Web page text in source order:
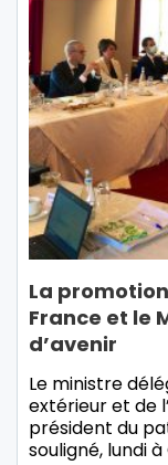
La
France et le
d’avenir
Le ministre
extérieur et de
président du
souligné, lundi